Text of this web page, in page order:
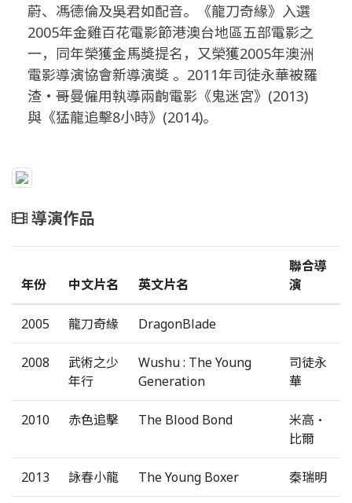
蔚、馮德倫及吳君如配音。《龍刀奇緣》入選
2005年金雞百花電影節港澳台地區五部電影之
一，同年榮獲金馬獎提名，又榮獲2005年澳洲
電影導演協會新導演獎 。2011年司徒永華被羅
渣‧哥曼僱用執導兩齣電影《鬼迷宮》(2013)
與《猛龍追擊8小時》(2014)。
導演作品
年份 中文片名 英文片名
聯合導
演
2005 龍刀奇緣 DragonBlade
2008
武術之少
年行
Wushu : The Young
Generation
司徒永
華
2010 赤色追擊 The Blood Bond
米高‧
比爾
2013 詠春小龍 The Young Boxer 秦瑞明